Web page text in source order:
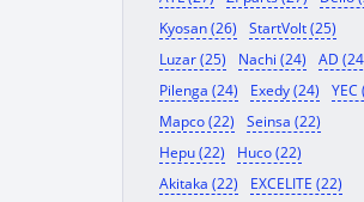
Kyosan (26)
StartVolt (25)
Luzar (25)
Nachi (24)
AD
Pilenga (24)
Exedy (24)
YEC
Mapco (22)
Seinsa (22)
Hepu (22)
Huco (22)
Akitaka (22)
EXCELITE (22)